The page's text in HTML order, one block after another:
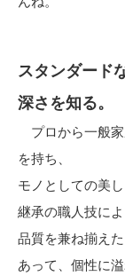
スタンダード
深さを知る。
プロから一般家
を持ち、
モノとしての美し
継承の職人技に
品質を兼ね揃え
あって、個性に溢